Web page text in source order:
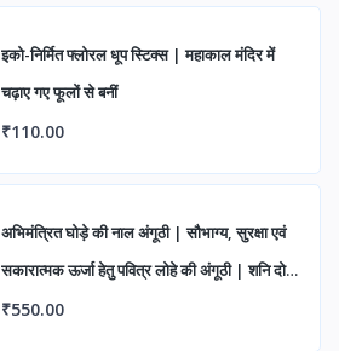
इको-निर्मित फ्लोरल धूप स्टिक्स | महाकाल मंदिर में
चढ़ाए गए फूलों से बनीं
₹110.00
अभिमंत्रित घोड़े की नाल अंगूठी | सौभाग्य, सुरक्षा एवं
सकारात्मक ऊर्जा हेतु पवित्र लोहे की अंगूठी | शनि दोष
निवारण एवं शुभ लाभ के लिए आध्यात्मिक रिंग
₹550.00